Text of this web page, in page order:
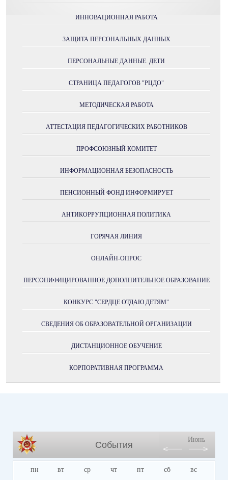
ИННОВАЦИОННАЯ РАБОТА
ЗАЩИТА ПЕРСОНАЛЬНЫХ ДАННЫХ
ПЕРСОНАЛЬНЫЕ ДАННЫЕ. ДЕТИ
СТРАНИЦА ПЕДАГОГОВ "РЦДО"
МЕТОДИЧЕСКАЯ РАБОТА
АТТЕСТАЦИЯ ПЕДАГОГИЧЕСКИХ РАБОТНИКОВ
ПРОФСОЮЗНЫЙ КОМИТЕТ
ИНФОРМАЦИОННАЯ БЕЗОПАСНОСТЬ
ПЕНСИОННЫЙ ФОНД ИНФОРМИРУЕТ
АНТИКОРРУПЦИОННАЯ ПОЛИТИКА
ГОРЯЧАЯ ЛИНИЯ
ОНЛАЙН-ОПРОС
ПЕРСОНИФИЦИРОВАННОЕ ДОПОЛНИТЕЛЬНОЕ ОБРАЗОВАНИЕ
КОНКУРС "СЕРДЦЕ ОТДАЮ ДЕТЯМ"
СВЕДЕНИЯ ОБ ОБРАЗОВАТЕЛЬНОЙ ОРГАНИЗАЦИИ
ДИСТАНЦИОННОЕ ОБУЧЕНИЕ
КОРПОРАТИВНАЯ ПРОГРАММА
События
Июнь
пн вт ср чт пт сб вс